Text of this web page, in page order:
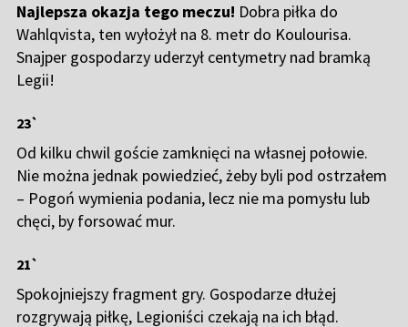
Najlepsza okazja tego meczu! Dobra piłka do
Wahlqvista, ten wyłożył na 8. metr do Koulourisa.
Snajper gospodarzy uderzył centymetry nad bramką
Legii!
23`
Od kilku chwil goście zamknięci na własnej połowie.
Nie można jednak powiedzieć, żeby byli pod ostrzałem
– Pogoń wymienia podania, lecz nie ma pomysłu lub
chęci, by forsować mur.
21`
Spokojniejszy fragment gry. Gospodarze dłużej
rozgrywają piłkę, Legioniści czekają na ich błąd.